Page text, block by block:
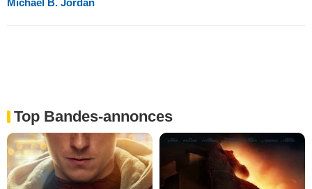
Michael B. Jordan
Top Bandes-annonces